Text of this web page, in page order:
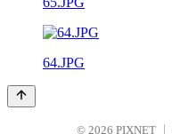
64.JPG
© 2026 PIXNET